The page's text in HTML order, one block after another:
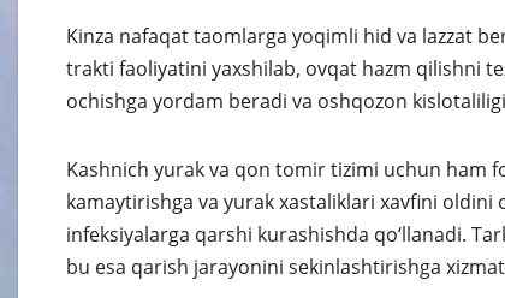
Kinza nafaqat taomlarga yoqimli hid va lazzat
trakti faoliyatini yaxshilab, ovqat hazm qilishni
ochishga yordam beradi va oshqozon
Kashnich yurak va qon tomir tizimi uchun ham
kamaytirishga va yurak xastaliklari xavfini
infeksiyalarga qarshi kurashishda qo‘llanadi.
bu esa qarish jarayonini sekinlashtirishga